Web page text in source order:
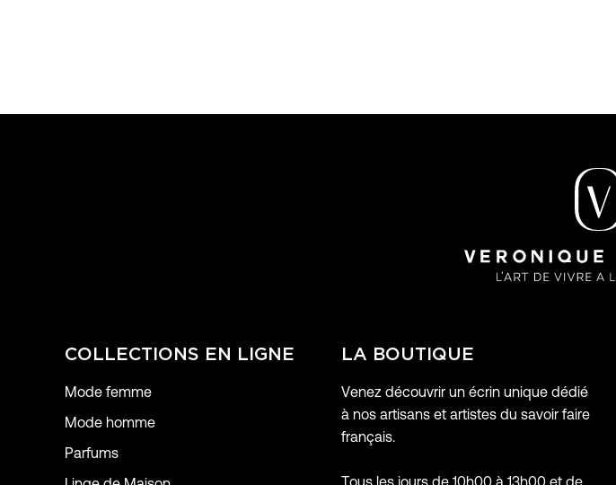
COLLECTIONS EN LIGNE
Mode femme
Mode homme
Parfums
LA BOUTIQUE
Venez découvrir un écrin unique dédié
à nos artisans et artistes du savoir faire
français.
Tous les jours de 10h00 à 13h00 et de